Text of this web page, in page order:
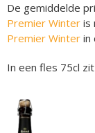
De gemiddelde
Premier Winter is
Premier Winter in
In een fles 75cl